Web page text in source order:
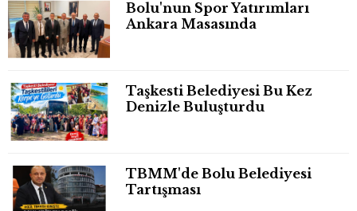
Bolu'nun Spor Yatırımları
Ankara Masasında
Taşkesti Belediyesi Bu Kez
Denizle Buluşturdu
TBMM'de Bolu Belediyesi
Tartışması